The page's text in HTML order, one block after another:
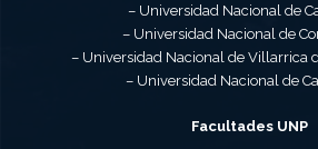
– Universidad Nacional de
– Universidad Nacional de
– Universidad Nacional de Villarrica
– Universidad Nacional de
Facultades UNP